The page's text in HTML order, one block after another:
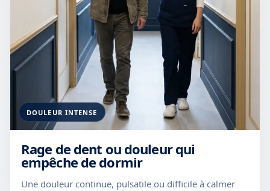
DOULEUR INTENSE
Rage de dent ou douleur qui
empêche de dormir
Une douleur continue, pulsatile ou difficile à calmer